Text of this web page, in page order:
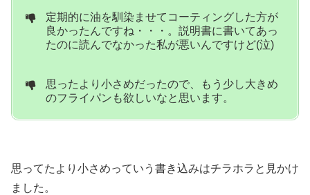
定期的に油を馴染ませてコーティングした方が
良かったんですね・・・。説明書に書いてあっ
たのに読んでなかった私が悪いんですけど(泣)
思ったより小さめだったので、もう少し大きめ
のフライパンも欲しいなと思います。
思ってたより小さめっていう書き込みはチラホラと見かけ
ました。